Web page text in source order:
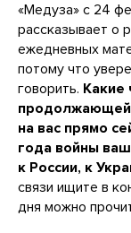
«Медуза» с 24
рассказывает о
ежедневных
потому что
говорить. Какие
на вас прямо
года войны
к России, к
связи ищите в
дня можно